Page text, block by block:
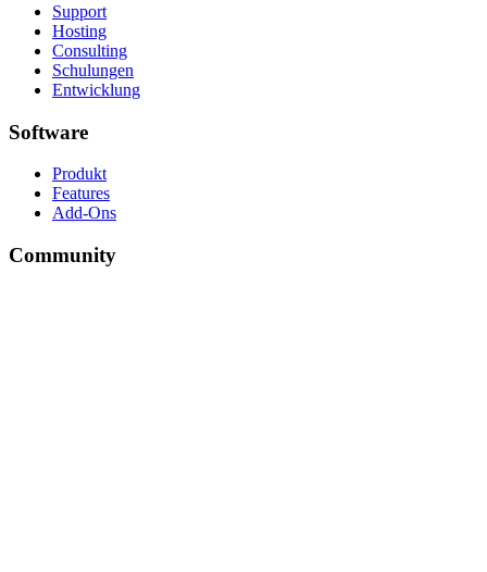
Support
Hosting
Consulting
Schulungen
Entwicklung
Software
Produkt
Features
Add-Ons
Community